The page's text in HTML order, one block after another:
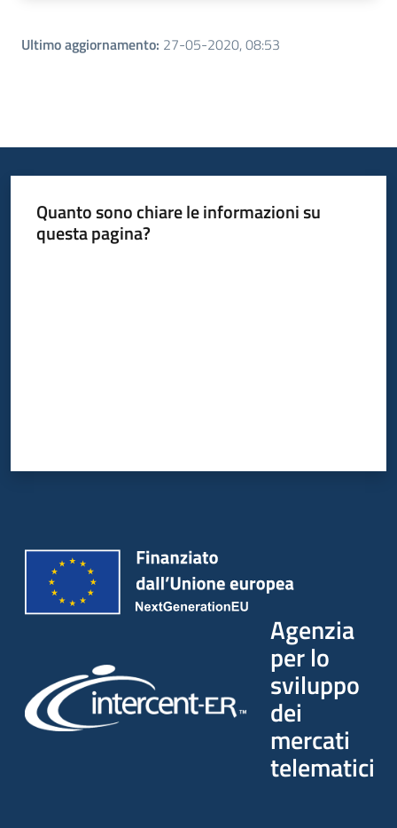
Ultimo aggiornamento: 27-05-2020, 08:53
Quanto sono chiare le informazioni su
questa pagina?
Agenzia
per lo
sviluppo
dei
mercati
telematici